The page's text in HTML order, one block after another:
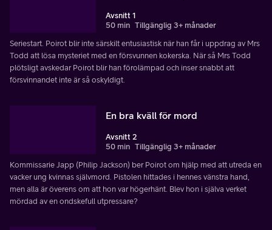
Avsnitt 1
50 min Tillgänglig 3+ månader
Seriestart. Poirot blir inte särskilt entusiastisk när han får i uppdrag av Mrs
Todd att lösa mysteriet med en försvunnen kokerska. När så Mrs Todd
plötsligt avskedar Poirot blir han förolämpad och inser snabbt att
försvinnandet inte är så oskyldigt.
En bra kväll för mord
Avsnitt 2
50 min Tillgänglig 3+ månader
Kommissarie Japp (Philip Jackson) ber Poirot om hjälp med att utreda en
vacker ung kvinnas självmord. Pistolen hittades i hennes vänstra hand,
men alla är överens om att hon var högerhänt. Blev hon i själva verket
mördad av en ondskefull utpressare?